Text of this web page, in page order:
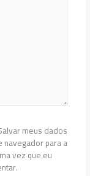
meus dados
navegador para a
vez que eu